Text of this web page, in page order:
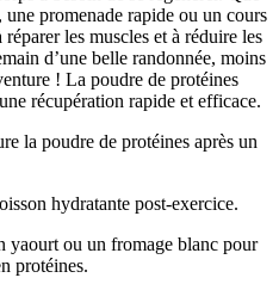
une promenade rapide ou un cours
les muscles et à réduire les
d’une belle randonnée, moins
! La poudre de protéines
récupération rapide et efficace.
la poudre de protéines après un
hydratante post-exercice.
yaourt ou un fromage blanc pour
protéines.